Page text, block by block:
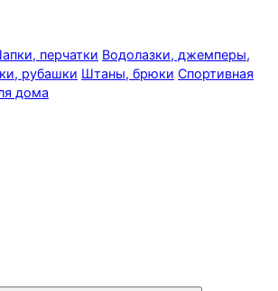
перчатки Водолазки, джемперы,
рубашки Штаны, брюки Спортивная
дома